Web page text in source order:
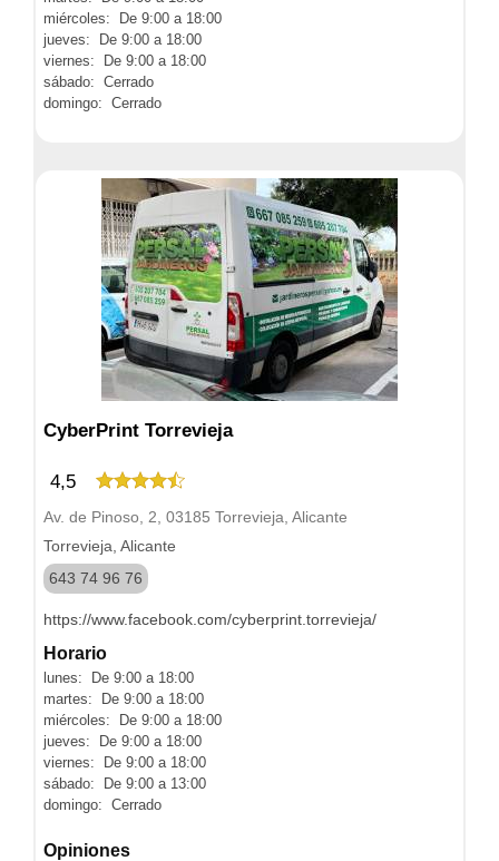
miércoles: De 9:00 a 18:00
jueves: De 9:00 a 18:00
viernes: De 9:00 a 18:00
sábado: Cerrado
domingo: Cerrado
CyberPrint Torrevieja
4,5
Av. de Pinoso, 2, 03185 Torrevieja, Alicante
Torrevieja, Alicante
643 74 96 76
https://www.facebook.com/cyberprint.torrevieja/
Horario
lunes: De 9:00 a 18:00
martes: De 9:00 a 18:00
miércoles: De 9:00 a 18:00
jueves: De 9:00 a 18:00
viernes: De 9:00 a 18:00
sábado: De 9:00 a 13:00
domingo: Cerrado
Opiniones